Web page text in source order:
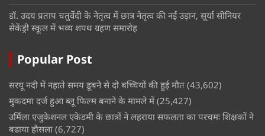
डॉ. उदय प्रताप चतुर्वेदी के नेतृत्व में छात्र नेतृत्व की नई उड़ान, सूर्या सीनियर
सेकेंड्री स्कूल में भव्य शपथ ग्रहण समारोह
Popular Post
सरयू नदी में नहाते समय डूबने से दो बच्चियों की हुई मौत (43,602)
मुकदमा दर्ज हुआ ब्लू फिल्म बनाने के मामले में (25,427)
उर्मिला एजुकेशनल एकेडमी के छात्रों ने लहराया सफलता का परचमः शिक्षकों ने
बढाया हौसला (6,727)